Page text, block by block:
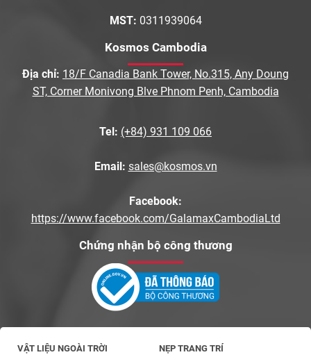
MST: 0311939064
Kosmos Cambodia
Địa chỉ: 18/F Canadia Bank Tower, No.315, Any Doung
ST, Corner Monivong Blve Phnom Penh, Cambodia
Tel: (+84) 931 109 066
Email: sales@kosmos.vn
Facebook:
https://www.facebook.com/GalamaxCambodiaLtd
Chứng nhận bộ công thương
VẬT LIỆU NGOÀI TRỜI NẸP TRANG TRÍ